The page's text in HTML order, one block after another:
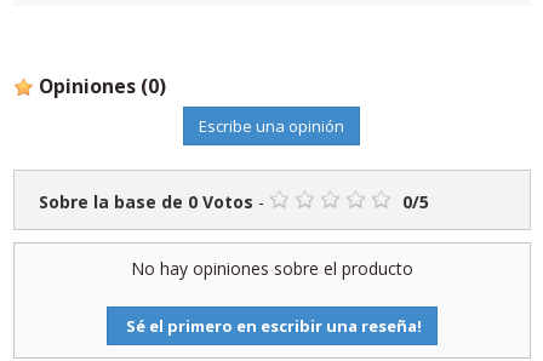
Opiniones (0)
Escribe una opinión
Sobre la base de 0Votos - 0/5
No hay opiniones sobre el producto
Sé el primero en escribir una reseña!